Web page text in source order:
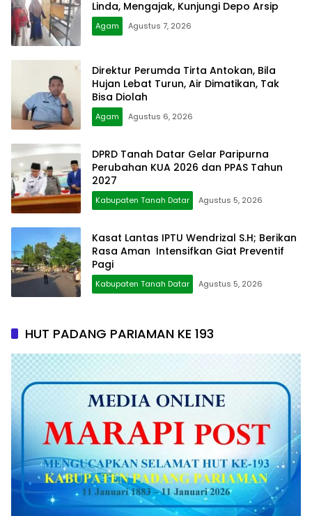
Linda, Mengajak, Kunjungi Depo Arsip
Agam Agustus 7, 2026
Direktur Perumda Tirta Antokan, Bila
Hujan Lebat Turun, Air Dimatikan, Tak
Bisa Diolah
Agam Agustus 6, 2026
DPRD Tanah Datar Gelar Paripurna
Perubahan KUA 2026 dan PPAS Tahun
2027
Kabupaten Tanah Datar Agustus 5, 2026
Kasat Lantas IPTU Wendrizal S.H; Berikan
Rasa Aman Intensifkan Giat Preventif
Pagi
Kabupaten Tanah Datar Agustus 5, 2026
HUT PADANG PARIAMAN KE 193